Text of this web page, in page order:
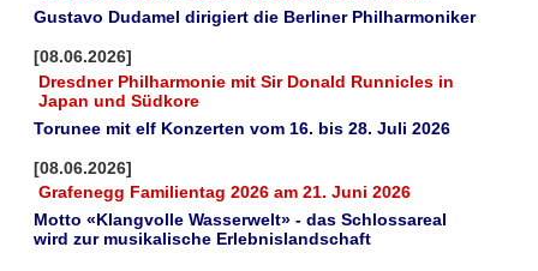
Gustavo Dudamel dirigiert die Berliner Philharmoniker
[08.06.2026]
Dresdner Philharmonie mit Sir Donald Runnicles in
Japan und Südkore
Torunee mit elf Konzerten vom 16. bis 28. Juli 2026
[08.06.2026]
Grafenegg Familientag 2026 am 21. Juni 2026
Motto «Klangvolle Wasserwelt» - das Schlossareal
wird zur musikalische Erlebnislandschaft